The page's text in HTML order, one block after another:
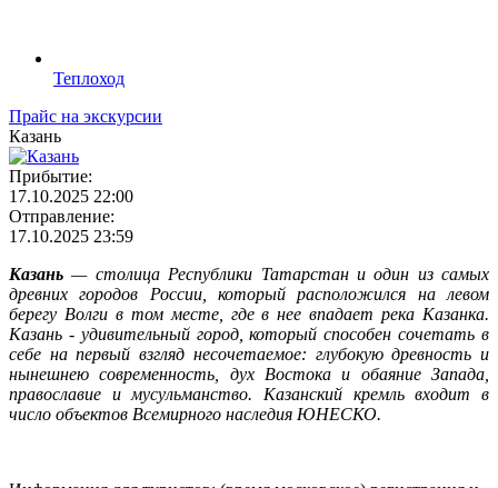
Теплоход
Прайс на экскурсии
Казань
Прибытие:
17.10.2025 22:00
Отправление:
17.10.2025 23:59
Казань — столица Республики Татарстан и один из самых
древних городов России, который расположился на левом
берегу Волги в том месте, где в нее впадает река Казанка.
Казань - удивительный город, который способен сочетать в
себе на первый взгляд несочетаемое: глубокую древность и
нынешнею современность, дух Востока и обаяние Запада,
православие и мусульманство. Казанский кремль входит в
число объектов Всемирного наследия ЮНЕСКО.